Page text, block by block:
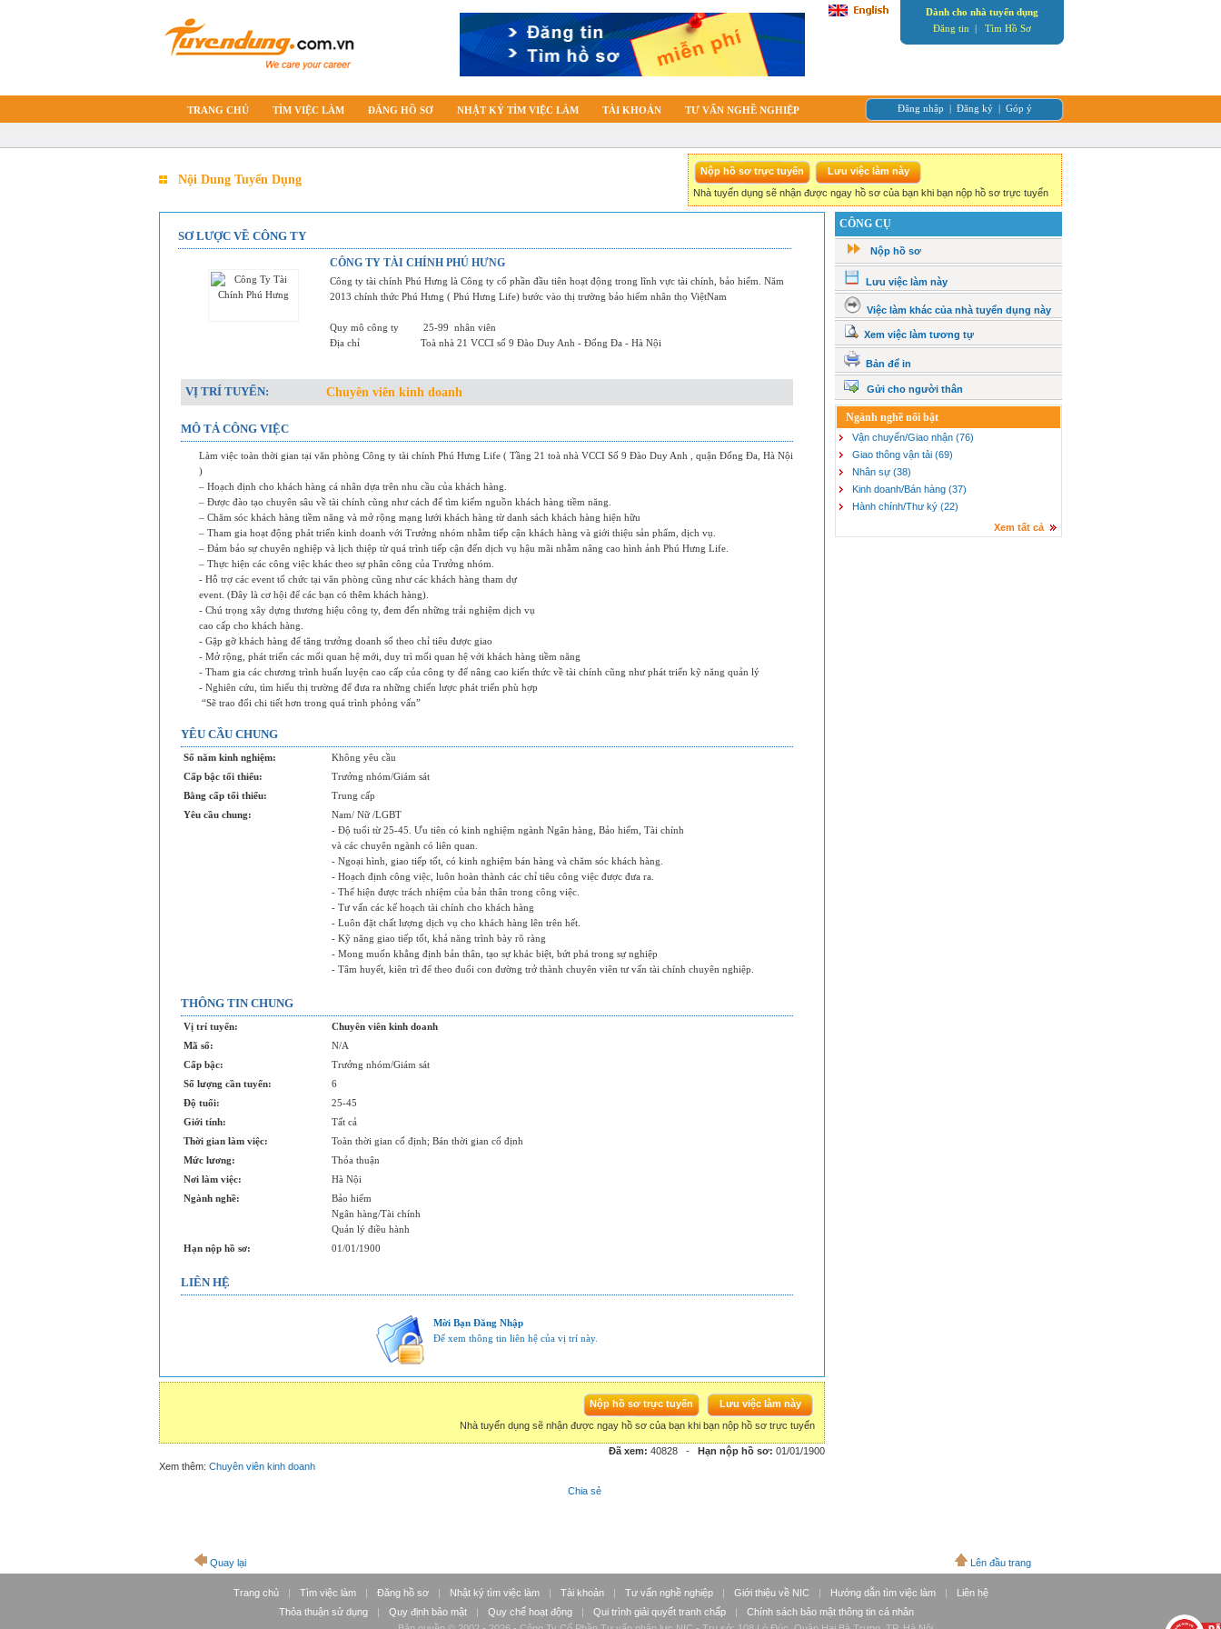
Dành cho nhà tuyển dụng
Đăng tin | Tìm Hồ Sơ
TRANG CHỦ TÌM VIỆC LÀM ĐĂNG HỒ SƠ NHẬT KÝ TÌM VIỆC LÀM TÀI KHOẢN TƯ VẤN NGHỀ NGHIỆP Đăng nhập | Đăng ký | Góp ý
Nội Dung Tuyển Dụng
Nhà tuyển dụng sẽ nhận được ngay hồ sơ của bạn khi bạn nộp hồ sơ trực tuyến
SƠ LƯỢC VỀ CÔNG TY
CÔNG TY TÀI CHÍNH PHÚ HƯNG
Công ty tài chính Phú Hưng là Công ty cổ phần đầu tiên hoạt động trong lĩnh vực tài chính, bảo hiểm. Năm
2013 chính thức Phú Hưng ( Phú Hưng Life) bước vào thị trường bảo hiểm nhân thọ ViệtNam
Quy mô công ty 25-99 nhân viên
Địa chỉ
Toà nhà 21 VCCI số 9 Đào Duy Anh - Đống Đa - Hà Nội
VỊ TRÍ TUYỂN: Chuyên viên kinh doanh
MÔ TẢ CÔNG VIỆC
Làm việc toàn thời gian tại văn phòng Công ty tài chính Phú Hưng Life ( Tầng 21 toà nhà VCCI Số 9 Đào Duy Anh , quận Đống Đa, Hà Nội
)
– Hoạch định cho khách hàng cá nhân dựa trên nhu cầu của khách hàng.
– Được đào tạo chuyên sâu về tài chính cũng như cách để tìm kiếm nguồn khách hàng tiềm năng.
– Chăm sóc khách hàng tiềm năng và mở rộng mạng lưới khách hàng từ danh sách khách hàng hiện hữu
– Tham gia hoạt động phát triển kinh doanh với Trưởng nhóm nhằm tiếp cận khách hàng và giới thiệu sản phẩm, dịch vụ.
– Đảm bảo sự chuyên nghiệp và lịch thiệp từ quá trình tiếp cận đến dịch vụ hậu mãi nhằm nâng cao hình ảnh Phú Hưng Life.
– Thực hiện các công việc khác theo sự phân công của Trưởng nhóm.
- Hỗ trợ các event tổ chức tại văn phòng cũng như các khách hàng tham dự
event. (Đây là cơ hội để các bạn có thêm khách hàng).
- Chú trọng xây dựng thương hiệu công ty, đem đến những trải nghiệm dịch vụ
cao cấp cho khách hàng.
- Gặp gỡ khách hàng để tăng trưởng doanh số theo chỉ tiêu được giao
- Mở rộng, phát triển các mối quan hệ mới, duy trì mối quan hệ với khách hàng tiềm năng
- Tham gia các chương trình huấn luyện cao cấp của công ty để nâng cao kiến thức về tài chính cũng như phát triển kỹ năng quản lý
- Nghiên cứu, tìm hiểu thị trường để đưa ra những chiến lược phát triển phù hợp
“Sẽ trao đổi chi tiết hơn trong quá trình phỏng vấn”
YÊU CẦU CHUNG
Số năm kinh nghiệm:
Không yêu cầu
Cấp bậc tối thiểu:
Trưởng nhóm/Giám sát
Bằng cấp tối thiểu:
Trung cấp
Yêu cầu chung:
Nam/ Nữ /LGBT
- Độ tuổi từ 25-45. Ưu tiên có kinh nghiệm ngành Ngân hàng, Bảo hiểm, Tài chính
và các chuyên ngành có liên quan.
- Ngoại hình, giao tiếp tốt, có kinh nghiệm bán hàng và chăm sóc khách hàng.
- Hoạch định công việc, luôn hoàn thành các chỉ tiêu công việc được đưa ra.
- Thể hiện được trách nhiệm của bản thân trong công việc.
- Tư vấn các kế hoạch tài chính cho khách hàng
- Luôn đặt chất lượng dịch vụ cho khách hàng lên trên hết.
- Kỹ năng giao tiếp tốt, khả năng trình bày rõ ràng
- Mong muốn khẳng định bản thân, tạo sự khác biệt, bứt phá trong sự nghiệp
- Tâm huyết, kiên trì để theo đuổi con đường trở thành chuyên viên tư vấn tài chính chuyên nghiệp.
THÔNG TIN CHUNG
Vị trí tuyển:
Chuyên viên kinh doanh
Mã số:
N/A
Cấp bậc:
Trưởng nhóm/Giám sát
Số lượng cần tuyển:
6
Độ tuổi:
25-45
Giới tính:
Tất cả
Thời gian làm việc:
Toàn thời gian cố định; Bán thời gian cố định
Mức lương:
Thỏa thuận
Nơi làm việc:
Hà Nội
Ngành nghề:
Bảo hiểm
Ngân hàng/Tài chính
Quản lý điều hành
Hạn nộp hồ sơ:
01/01/1900
LIÊN HỆ
Mời Bạn Đăng Nhập
Để xem thông tin liên hệ của vị trí này.
Nhà tuyển dụng sẽ nhận được ngay hồ sơ của bạn khi bạn nộp hồ sơ trực tuyến
Đã xem: 40828 - Hạn nộp hồ sơ: 01/01/1900
Xem thêm: Chuyên viên kinh doanh
Chia sẻ
CÔNG CỤ
Nộp hồ sơ
Lưu việc làm này
Việc làm khác của nhà tuyển dụng này
Xem việc làm tương tự
Bản để in
Gửi cho người thân
Ngành nghề nổi bật
Vận chuyển/Giao nhận (76)
Giao thông vận tải (69)
Nhân sự (38)
Kinh doanh/Bán hàng (37)
Hành chính/Thư ký (22)
Xem tất cả
Quay lại Lên đầu trang
Trang chủ | Tìm việc làm | Đăng hồ sơ | Nhật ký tìm việc làm | Tài khoản | Tư vấn nghề nghiệp | Giới thiệu về NIC | Hướng dẫn tìm việc làm |
Liên hệ
Thỏa thuận sử dụng
| Quy định bảo mật | Quy chế hoạt động | Qui trình giải quyết tranh chấp |
Chính sách bảo mật thông tin cá nhân